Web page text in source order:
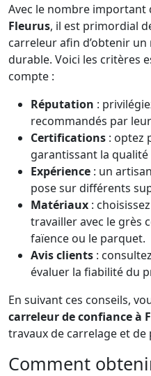
Avec le nombre important
Fleurus, il est primordial
carreleur afin d’obtenir
durable. Voici les critères
compte :
Réputation :
recommandés par
Certifications : optez
garantissant la
Expérience : un
pose sur différents
Matériaux :
travailler avec le grès
faïence ou le parquet.
Avis clients :
évaluer la fiabilité du
En suivant ces conseils,
carreleur de confiance à
travaux de carrelage et de
Comment